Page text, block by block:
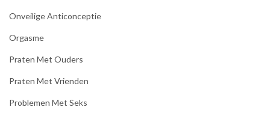
Onveilige Anticonceptie
Orgasme
Praten Met Ouders
Praten Met Vrienden
Problemen Met Seks